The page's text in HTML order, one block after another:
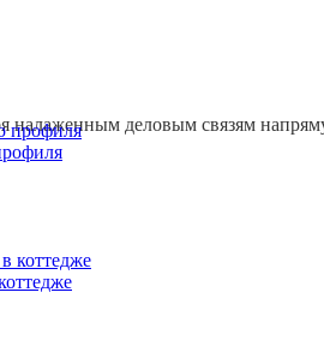
налаженным деловым связям